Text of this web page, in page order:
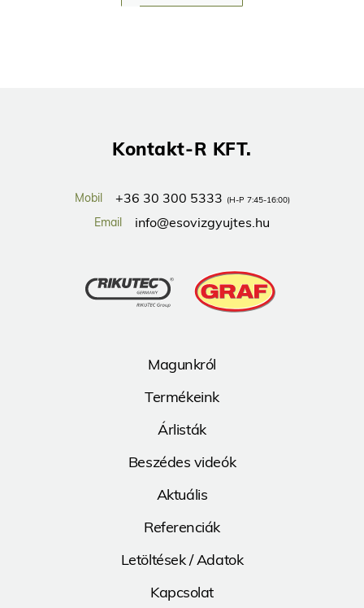
Kontakt-R KFT.
Mobil +36 30 300 5333 (H-P 7:45-16:00)
Email info@esovizgyujtes.hu
Magunkról
Termékeink
Árlisták
Beszédes videók
Aktuális
Referenciák
Letöltések / Adatok
Kapcsolat